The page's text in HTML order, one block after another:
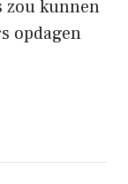
zou kunnen
opdagen